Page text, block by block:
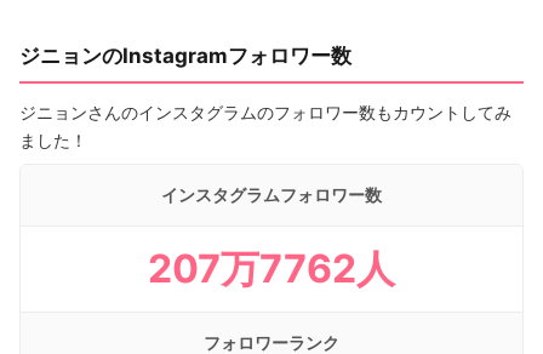
ジニョンのInstagramフォロワー数
ジニョンさんのインスタグラムのフォロワー数もカウントしてみ
ました！
インスタグラムフォロワー数
207万7762人
フォロワーランク